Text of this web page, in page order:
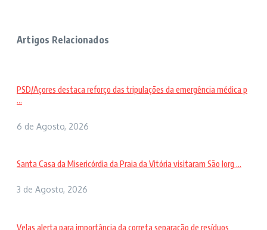
Artigos Relacionados
PSD/Açores destaca reforço das tripulações da emergência médica p
...
6 de Agosto, 2026
Santa Casa da Misericórdia da Praia da Vitória visitaram São Jorg ...
3 de Agosto, 2026
Velas alerta para importância da correta separação de resíduos